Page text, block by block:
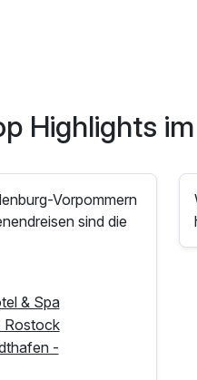
Highlights
Vorpommern
sind die
& Spa
Rostock
-